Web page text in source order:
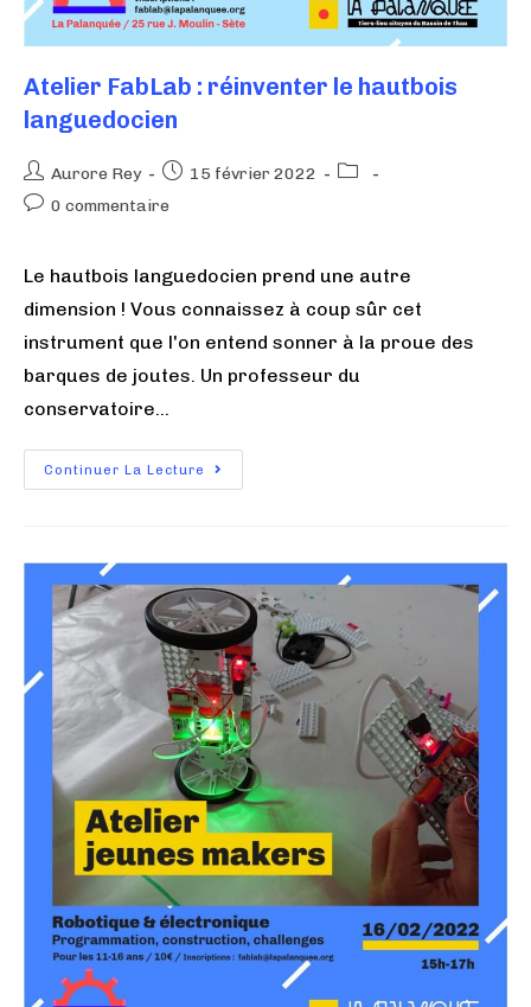
Atelier FabLab : réinventer le hautbois
languedocien
Aurore Rey
15 février 2022
0 commentaire
Le hautbois languedocien prend une autre
dimension ! Vous connaissez à coup sûr cet
instrument que l'on entend sonner à la proue des
barques de joutes. Un professeur du
conservatoire…
Continuer La Lecture